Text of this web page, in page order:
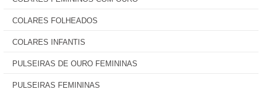
COLARES FOLHEADOS
COLARES INFANTIS
PULSEIRAS DE OURO FEMININAS
PULSEIRAS FEMININAS